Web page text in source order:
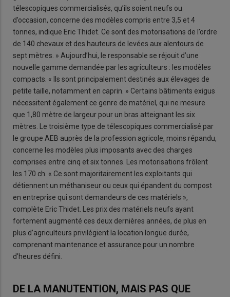
télescopiques commercialisés, qu’ils soient neufs ou
d’occasion, concerne des modèles compris entre 3,5 et 4
tonnes, indique Eric Thidet. Ce sont des motorisations de l’ordre
de 140 chevaux et des hauteurs de levées aux alentours de
sept mètres. » Aujourd’hui, le responsable se réjouit d’une
nouvelle gamme demandée par les agriculteurs : les modèles
compacts. « Ils sont principalement destinés aux élevages de
petite taille, notamment en caprin. » Certains bâtiments exigus
nécessitent également ce genre de matériel, qui ne mesure
que 1,80 mètre de largeur pour un bras atteignant les six
mètres. Le troisième type de télescopiques commercialisé par
le groupe AEB auprès de la profession agricole, moins répandu,
concerne les modèles plus imposants avec des charges
comprises entre cinq et six tonnes. Les motorisations frôlent
les 170 ch. « Ce sont majoritairement les exploitants qui
détiennent un méthaniseur ou ceux qui épandent du compost
en entreprise qui sont demandeurs de ces matériels »,
complète Eric Thidet. Les prix des matériels neufs ayant
fortement augmenté ces deux dernières années, de plus en
plus d’agriculteurs privilégient la location longue durée,
comprenant maintenance et assurance pour un nombre
d’heures défini.
DE LA MANUTENTION, MAIS PAS QUE